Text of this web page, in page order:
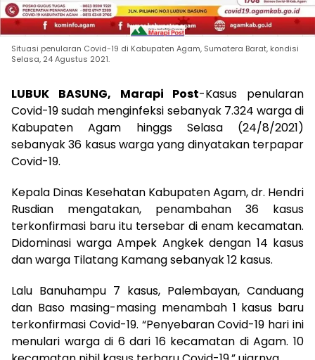
Situasi penularan Covid-19 di Kabupaten Agam, Sumatera Barat, kondisi
Selasa, 24 Agustus 2021.
LUBUK BASUNG, Marapi Post-Kasus penularan
Covid-19 sudah menginfeksi sebanyak 7.324 warga di
Kabupaten Agam hinggs Selasa (24/8/2021)
sebanyak 36 kasus warga yang dinyatakan terpapar
Covid-19.
Kepala Dinas Kesehatan Kabupaten Agam, dr. Hendri
Rusdian mengatakan, penambahan 36 kasus
terkonfirmasi baru itu tersebar di enam kecamatan.
Didominasi warga Ampek Angkek dengan 14 kasus
dan warga Tilatang Kamang sebanyak 12 kasus.
Lalu Banuhampu 7 kasus, Palembayan, Canduang
dan Baso masing-masing menambah 1 kasus baru
terkonfirmasi Covid-19. “Penyebaran Covid-19 hari ini
menulari warga di 6 dari 16 kecamatan di Agam. 10